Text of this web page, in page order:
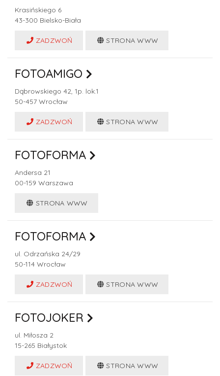
Krasińskiego 6
43-300 Bielsko-Biała
ZADZWOŃ STRONA WWW
FOTOAMIGO
Dąbrowskiego 42, 1p. lok.1
50-457 Wrocław
ZADZWOŃ STRONA WWW
FOTOFORMA
Andersa 21
00-159 Warszawa
STRONA WWW
FOTOFORMA
ul. Odrzańska 24/29
50-114 Wrocław
ZADZWOŃ STRONA WWW
FOTOJOKER
ul. Miłosza 2
15-265 Białystok
ZADZWOŃ STRONA WWW